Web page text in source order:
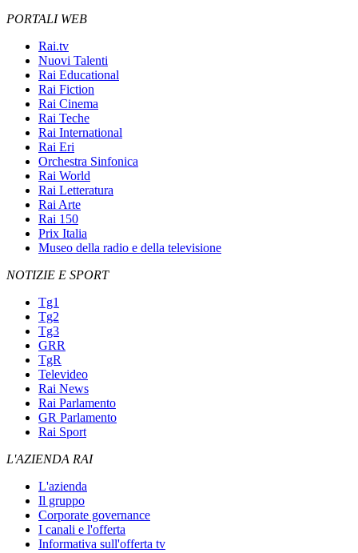
PORTALI WEB
Rai.tv
Nuovi Talenti
Rai Educational
Rai Fiction
Rai Cinema
Rai Teche
Rai International
Rai Eri
Orchestra Sinfonica
Rai World
Rai Letteratura
Rai Arte
Rai 150
Prix Italia
Museo della radio e della televisione
NOTIZIE E SPORT
Tg1
Tg2
Tg3
GRR
TgR
Televideo
Rai News
Rai Parlamento
GR Parlamento
Rai Sport
L'AZIENDA RAI
L'azienda
Il gruppo
Corporate governance
I canali e l'offerta
Informativa sull'offerta tv